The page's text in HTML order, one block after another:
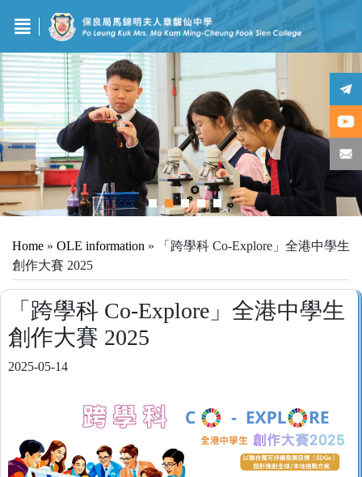
Home » OLE information »
「跨學科 Co-Explore」全港中學生
創作大賽 2025
「跨學科 Co-Explore」全港中學生
創作大賽 2025
2025-05-14